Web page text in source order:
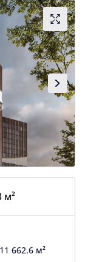
м²
662.6 м²